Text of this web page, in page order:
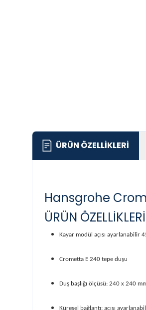
ÜRÜN ÖZELLIKLERI
Hansgrohe
ÜRÜN ÖZELLİKLERİ
Kayar modül açısı ayarlanabilir
Crometta E 240 tepe duşu
Duş başlığı ölçüsü: 240 x 240
Küresel bağlantı: açısı